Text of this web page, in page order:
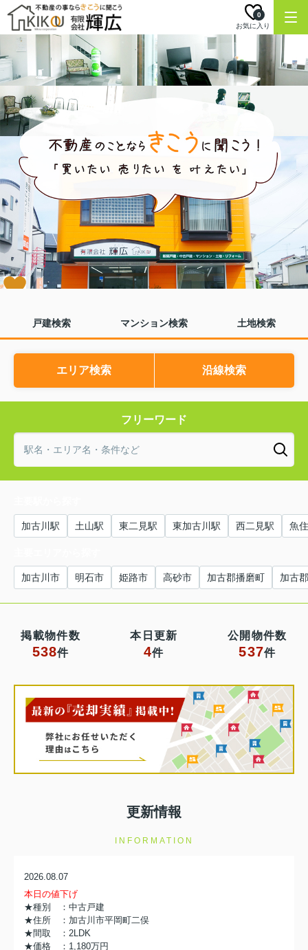
お気に入り
0
戸建検索 マンション検索 土地検索
エリア検索 沿線検索
フリーワード
加古川駅 土山駅 東二見駅 東加古川駅 西二見駅 魚
加古川市 明石市 姫路市 高砂市 加古郡播磨町 加古
掲載物件数
538件
本日更新
4件
公開物件数
537件
更新情報
INFORMATION
2026.08.07
本日の値下げ
★種別 ：中古戸建
★住所 ：加古川市平岡町二俣
★間取 ：2LDK
★価格 ：1,180万円